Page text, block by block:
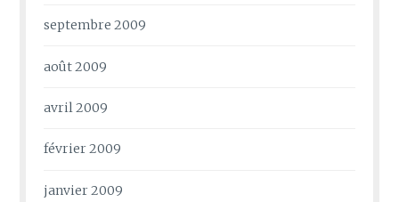
septembre 2009
août 2009
avril 2009
février 2009
janvier 2009